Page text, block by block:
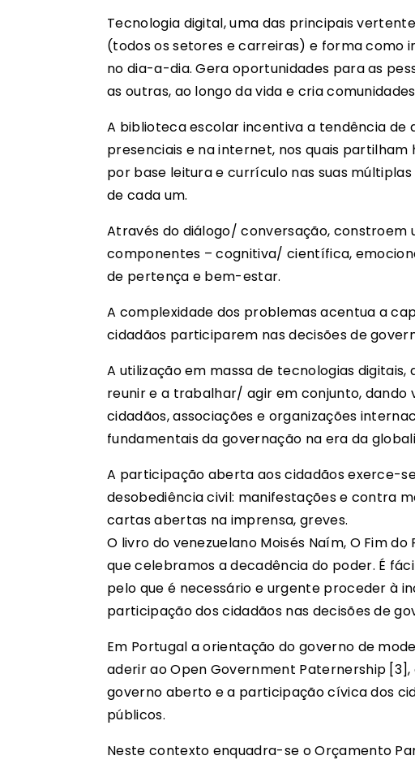
Tecnologia digital, uma das principais
(todos os setores e carreiras) e forma como
no dia-a-dia. Gera oportunidades para as
as outras, ao longo da vida e cria
A biblioteca escolar incentiva a tendência
presenciais e na internet, nos quais
por base leitura e currículo nas suas
de cada um.
Através do diálogo/ conversação, constroem
componentes – cognitiva/ científica,
de pertença e bem-estar.
A complexidade dos problemas acentua a
cidadãos participarem nas decisões de
A utilização em massa de tecnologias
reunir e a trabalhar/ agir em conjunto,
cidadãos, associações e organizações
fundamentais da governação na era da
A participação aberta aos cidadãos exerce-
desobediência civil: manifestações e contra
cartas abertas na imprensa, greves.
O livro do venezuelano Moisés Naím, O Fim
que celebramos a decadência do poder. É
pelo que é necessário e urgente proceder à
participação dos cidadãos nas decisões de
Em Portugal a orientação do governo de
aderir ao Open Government Paternership
governo aberto e a participação cívica dos
públicos.
Neste contexto enquadra-se o Orçamento